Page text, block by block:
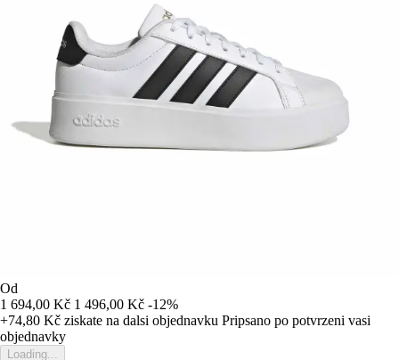
Od
1 694,00 Kč 1 496,00 Kč -12%
+74,80 Kč ziskate na dalsi objednavku Pripsano po potvrzeni vasi
objednavky
Loading...